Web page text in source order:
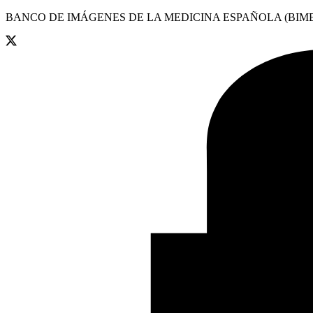
BANCO DE IMÁGENES DE LA MEDICINA ESPAÑOLA